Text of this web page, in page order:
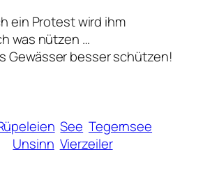
ein Protest wird ihm
was nützen …
Gewässer besser schützen!
See Tegernsee
Unsinn Vierzeiler